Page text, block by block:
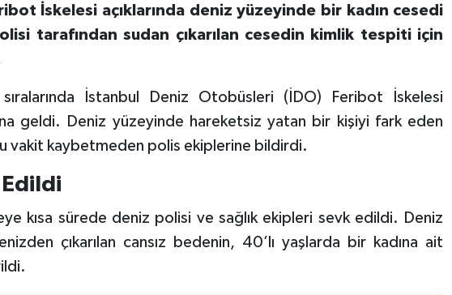
İskelesi açıklarında deniz yüzeyinde bir kadın cesedi
tarafından sudan çıkarılan cesedin kimlik tespiti için
İstanbul Deniz Otobüsleri (İDO) Feribot İskelesi
geldi. Deniz yüzeyinde hareketsiz yatan bir kişiyi fark eden
vakit kaybetmeden polis ekiplerine bildirdi.
kısa sürede deniz polisi ve sağlık ekipleri sevk edildi. Deniz
çıkarılan cansız bedenin, 40’lı yaşlarda bir kadına ait